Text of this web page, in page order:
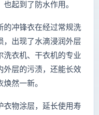
起到了防水作用。
冲锋衣在经过常规洗
，出现了水滴浸润外层
洗衣机、干衣机的专业
外层的污渍，还能长效
然一新。
物涂层，延长使用寿